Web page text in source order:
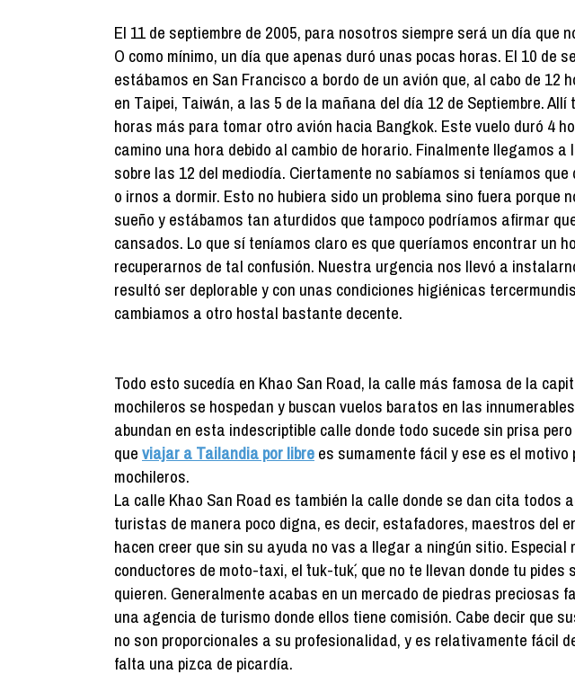
El 11 de septiembre de 2005, para nosotros siempre será un día que
O como mínimo, un día que apenas duró unas pocas horas. El 10 de
estábamos en San Francisco a bordo de un avión que, al cabo de 12
en Taipei, Taiwán, a las 5 de la mañana del día 12 de Septiembre.
horas más para tomar otro avión hacia Bangkok. Este vuelo duró 4
camino una hora debido al cambio de horario. Finalmente llegamos
sobre las 12 del mediodía. Ciertamente no sabíamos si teníamos que
o irnos a dormir. Esto no hubiera sido un problema sino fuera porque
sueño y estábamos tan aturdidos que tampoco podríamos afirmar
cansados. Lo que sí teníamos claro es que queríamos encontrar un
recuperarnos de tal confusión. Nuestra urgencia nos llevó a
resultó ser deplorable y con unas condiciones higiénicas
cambiamos a otro hostal bastante decente.
Todo esto sucedía en Khao San Road, la calle más famosa de la
mochileros se hospedan y buscan vuelos baratos en las
abundan en esta indescriptible calle donde todo sucede sin prisa
queviajar a Tailandia por librees sumamente fácil y ese es el motivo
mochileros.
La calle Khao San Road es también la calle donde se dan cita todos
turistas de manera poco digna, es decir, estafadores, maestros del
hacen creer que sin su ayuda no vas a llegar a ningún sitio. Especial
conductores de moto-taxi, el ´tuk-tuk´, que no te llevan donde tu pides
quieren. Generalmente acabas en un mercado de piedras preciosas
una agencia de turismo donde ellos tiene comisión. Cabe decir que
no son proporcionales a su profesionalidad, y es relativamente fácil
falta una pizca de picardía.